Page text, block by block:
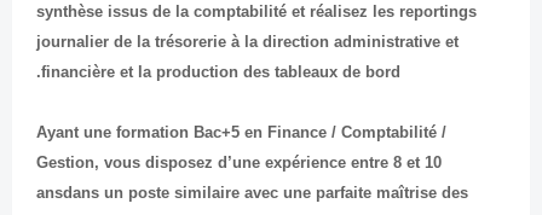
synthèse issus de la comptabilité et réalisez les reportings
journalier de la trésorerie à la direction administrative et
financière et la production des tableaux de bord.
Ayant une formation Bac+5 en Finance / Comptabilité /
Gestion, vous disposez d’une expérience entre 8 et 10
ansdans un poste similaire avec une parfaite maîtrise des